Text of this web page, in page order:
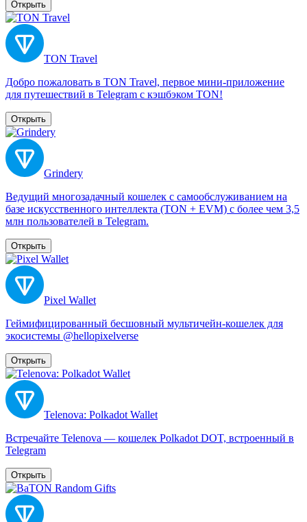
Открыть
TON Travel
Добро пожаловать в TON Travel, первое мини-приложение
для путешествий в Telegram с кэшбэком TON!
Открыть
Grindery
Ведущий многозадачный кошелек с самообслуживанием на
базе искусственного интеллекта (TON + EVM) с более чем 3,5
млн пользователей в Telegram.
Открыть
Pixel Wallet
Геймифицированный бесшовный мультичейн-кошелек для
экосистемы @hellopixelverse
Открыть
Telenova: Polkadot Wallet
Встречайте Telenova — кошелек Polkadot DOT, встроенный в
Telegram
Открыть